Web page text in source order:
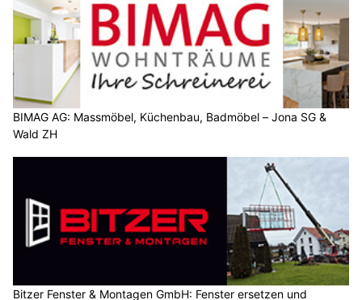
BIMAG AG: Massmöbel, Küchenbau, Badmöbel – Jona SG &
Wald ZH
Bitzer Fenster & Montagen GmbH: Fenster ersetzen und